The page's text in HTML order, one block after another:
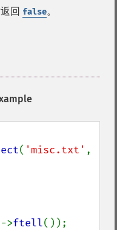
回 false。
( 'misc.txt'
->ftell